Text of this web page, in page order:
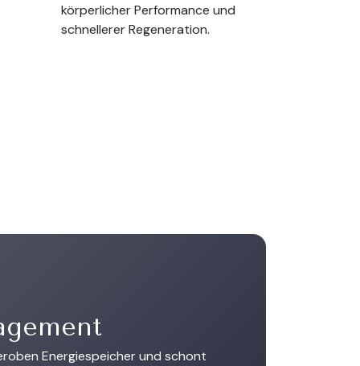
körperlicher Performance und
schnellerer Regeneration.
Energiespeicher und schont